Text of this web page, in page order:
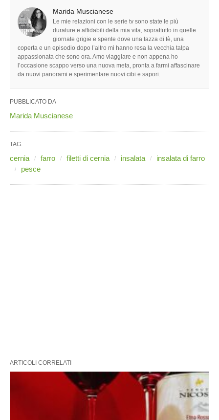
Marida Muscianese
Le mie relazioni con le serie tv sono state le più
durature e affidabili della mia vita, soprattutto in quelle
giornate grigie e spente dove una tazza di tè, una
coperta e un episodio dopo l’altro mi hanno resa la vecchia talpa
appassionata che sono ora. Amo viaggiare e non appena ho
l’occasione scappo verso una nuova meta, pronta a farmi affascinare
da nuovi panorami e sperimentare nuovi cibi e sapori.
PUBBLICATO DA
Marida Muscianese
TAG:
cernia farro filetti di cernia insalata
insalata di farro
pesce
ARTICOLI CORRELATI